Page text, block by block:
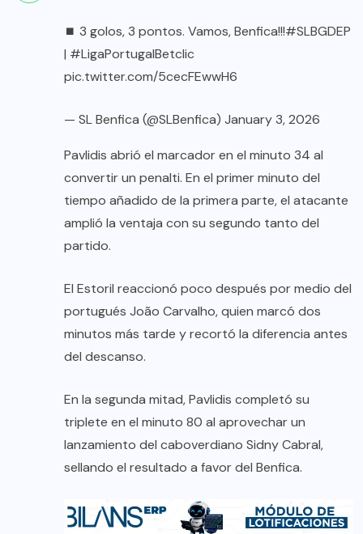
⏹ 3 golos, 3 pontos. Vamos, Benfica!!!#SLBGDEP
| #LigaPortugalBetclic
pic.twitter.com/5cecFEwwH6
— SL Benfica (@SLBenfica) January 3, 2026
Pavlidis abrió el marcador en el minuto 34 al
convertir un penalti. En el primer minuto del
tiempo añadido de la primera parte, el atacante
amplió la ventaja con su segundo tanto del
partido.
El Estoril reaccionó poco después por medio del
portugués João Carvalho, quien marcó dos
minutos más tarde y recortó la diferencia antes
del descanso.
En la segunda mitad, Pavlidis completó su
triplete en el minuto 80 al aprovechar un
lanzamiento del caboverdiano Sidny Cabral,
sellando el resultado a favor del Benfica.